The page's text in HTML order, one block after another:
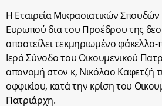
Η Εταιρεία Μικρασιατικών
Ευρωπού δια του Προέδρου της
αποστείλει τεκμηριωμένο
Ιερά Σύνοδο του Οικουμενικού
απονομή στον κ, Νικόλαο Καφετζή
οφφικίου, κατά την κρίση του
Πατριάρχη.